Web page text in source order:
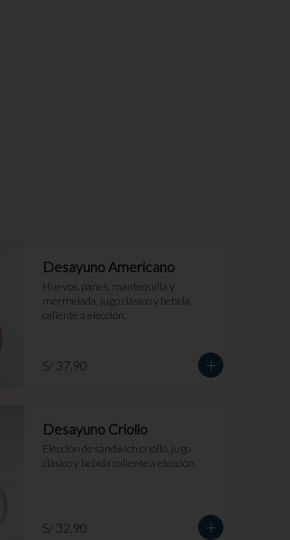
Desayuno Americano
Huevos, panes, mantequilla y
mermelada, jugo clásico y bebida
caliente a elección.
S/ 37.90
Desayuno Criollo
Elección de sándwich criollo, jugo
clásico y bebida caliente a elección.
S/ 32.90